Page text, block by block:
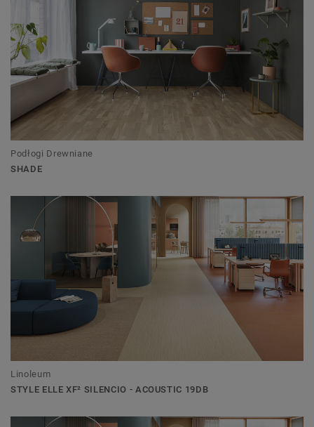
Podłogi Drewniane
SHADE
Linoleum
STYLE ELLE XF² SILENCIO - ACOUSTIC 19DB